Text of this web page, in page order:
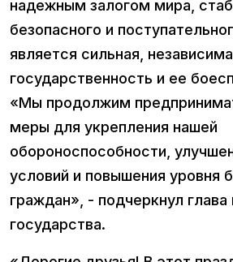
надежным залогом мира,
безопасного и
является сильная,
государственность и ее
«Мы продолжим
меры для укрепления нашей
обороноспособности,
условий и повышения уровня
граждан», - подчеркнул глава
государства.